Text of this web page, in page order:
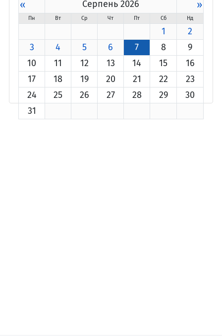
« Серпень 2026 »
Пн Вт Ср Чт Пт Сб Нд
1
2
3
4 5 6 7 8
9
10
11 12 13 14 15
16
17
18 19 20 21 22
23
24
25 26 27 28 29
30
31